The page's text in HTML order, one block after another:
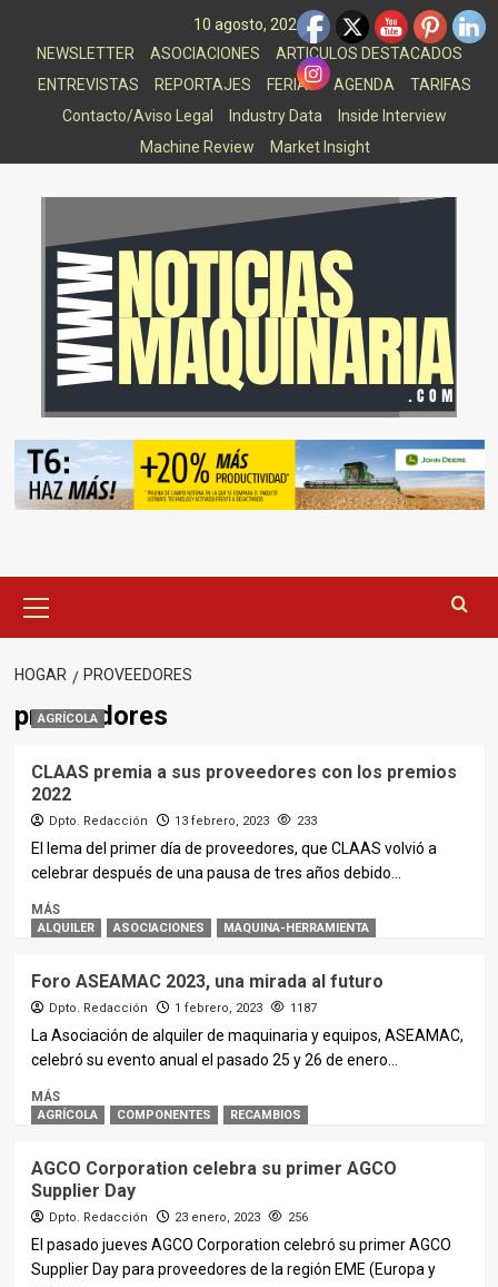
10 agosto, 2026
NEWSLETTER
ASOCIACIONES
ARTICULOS DESTACADOS
ENTREVISTAS
REPORTAJES FERIAS AGENDA
TARIFAS
Contacto/Aviso Legal
Industry Data
Inside Interview
Machine Review
Market Insight
principal
HOGAR PROVEEDORES
proveedores
AGRÍCOLA
CLAAS premia a sus proveedores con los premios
2022
Dpto. Redacción 13 febrero, 2023 233
El lema del primer día de proveedores, que CLAAS volvió a
celebrar después de una pausa de tres años debido...
MÁS
ALQUILER ASOCIACIONES MAQUINA-HERRAMIENTA
Foro ASEAMAC 2023, una mirada al futuro
Dpto. Redacción 1 febrero, 2023 1187
La Asociación de alquiler de maquinaria y equipos, ASEAMAC,
celebró su evento anual el pasado 25 y 26 de enero...
MÁS
AGRÍCOLA COMPONENTES RECAMBIOS
AGCO Corporation celebra su primer AGCO
Supplier Day
Dpto. Redacción 23 enero, 2023 256
El pasado jueves AGCO Corporation celebró su primer AGCO
Supplier Day para proveedores de la región EME (Europa y